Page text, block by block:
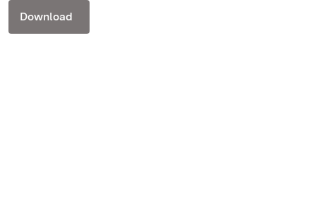
Download